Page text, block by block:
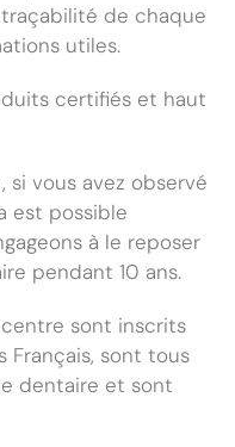
de chaque
utiles.
certifiés et haut
si vous avez observé
est possible
à le reposer
pendant 10 ans.
sont inscrits
Français, sont tous
dentaire et sont